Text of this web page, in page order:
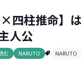
四柱推命】
人公
む NARUTO NARUTO